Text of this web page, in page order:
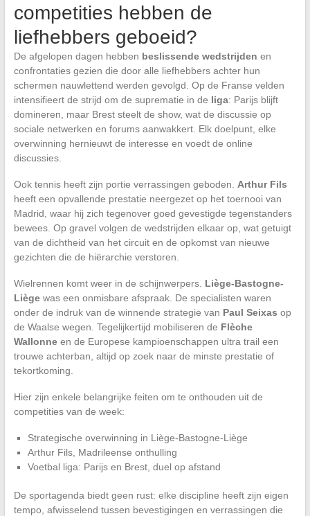
competities hebben de
liefhebbers geboeid?
De afgelopen dagen hebben beslissende wedstrijden en
confrontaties gezien die door alle liefhebbers achter hun
schermen nauwlettend werden gevolgd. Op de Franse velden
intensifieert de strijd om de suprematie in de liga: Parijs blijft
domineren, maar Brest steelt de show, wat de discussie op
sociale netwerken en forums aanwakkert. Elk doelpunt, elke
overwinning hernieuwt de interesse en voedt de online
discussies.
Ook tennis heeft zijn portie verrassingen geboden. Arthur Fils
heeft een opvallende prestatie neergezet op het toernooi van
Madrid, waar hij zich tegenover goed gevestigde tegenstanders
bewees. Op gravel volgen de wedstrijden elkaar op, wat getuigt
van de dichtheid van het circuit en de opkomst van nieuwe
gezichten die de hiërarchie verstoren.
Wielrennen komt weer in de schijnwerpers. Liège-Bastogne-
Liègewas een onmisbare afspraak. De specialisten waren
onder de indruk van de winnende strategie van Paul Seixas op
de Waalse wegen. Tegelijkertijd mobiliseren de Flèche
Wallonneen de Europese kampioenschappen ultra trail een
trouwe achterban, altijd op zoek naar de minste prestatie of
tekortkoming.
Hier zijn enkele belangrijke feiten om te onthouden uit de
competities van de week:
Strategische overwinning in Liège-Bastogne-Liège
Arthur Fils, Madrileense onthulling
Voetbal liga: Parijs en Brest, duel op afstand
De sportagenda biedt geen rust: elke discipline heeft zijn eigen
tempo, afwisselend tussen bevestigingen en verrassingen die